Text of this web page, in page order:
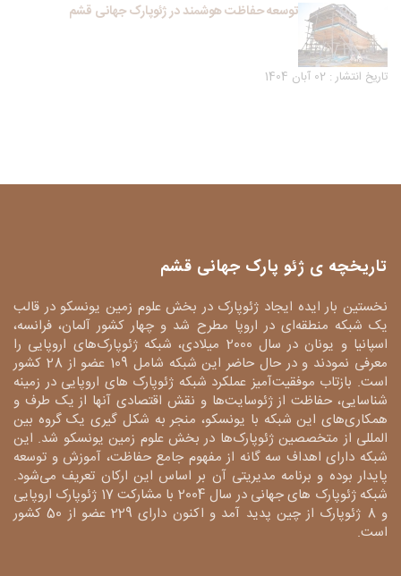
توسعه حفاظت هوشمند در ژئوپارک جهانی قشم
تاریخ انتشار : 02 آبان 1404
تاریخچه ی ژئو پارک جهانی قشم
نخستین بار ایده ایجاد ژئوپارک در بخش علوم زمین یونسکو در قالب
یک شبکه منطقه‌ای در اروپا مطرح شد و چهار کشور آلمان، فرانسه،
اسپانیا و یونان در سال 2000 میلادی، شبکه ژئوپارک‌های اروپایی را
معرفی نمودند و در حال حاضر این شبکه شامل 109 عضو از 28 کشور
است. بازتاب موفقیت‌آمیز عملکرد شبکه ژئوپارک های اروپایی در زمینه
شناسایی، حفاظت از ژئوسایت‌ها و نقش اقتصادی آنها از یک طرف و
همکاری‌های این شبکه با یونسکو، منجر به شکل گیری یک گروه بین
المللی از متخصصین ژئوپارک‌ها در بخش علوم زمین یونسکو شد. این
شبکه دارای اهداف سه گانه از مفهوم جامع حفاظت، آموزش و توسعه
پایدار بوده و برنامه مدیریتی آن بر اساس این ارکان تعریف می‌شود.
شبکه ژئوپارک های جهانی در سال 2004 با مشارکت 17 ژئوپارک اروپایی
و 8 ژئوپارک از چین پدید آمد و اکنون دارای 229 عضو از 50 کشور
است.